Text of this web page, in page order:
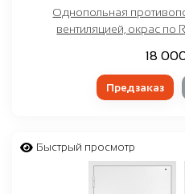
Однопольная
вентиляцией, окрас по
18
Предзаказ
Быстрый просмотр